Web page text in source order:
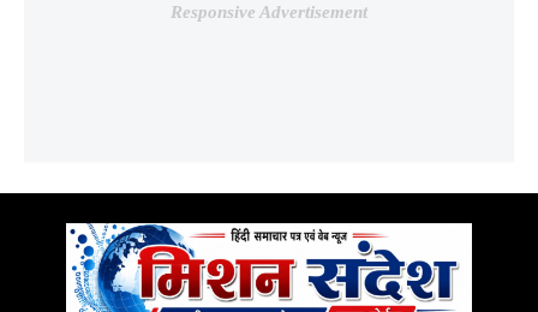
Responsive Advertisement